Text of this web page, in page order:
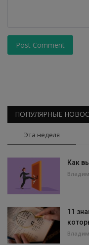
Post Comment
ПОПУЛЯРНЫЕ
Эта неделя
Как
11